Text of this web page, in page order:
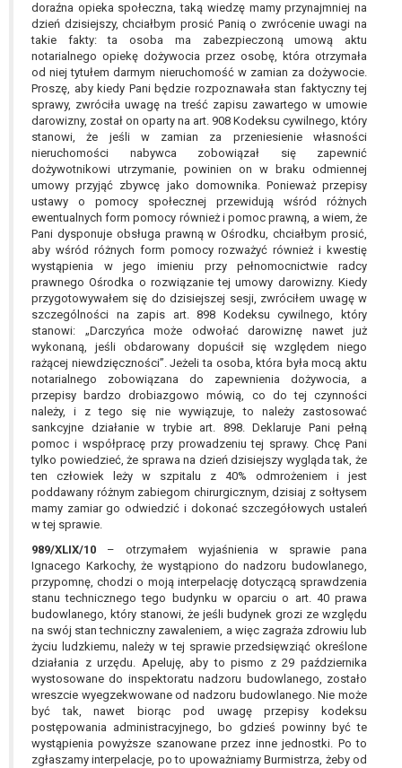
doraźna opieka społeczna, taką wiedzę mamy przynajmniej na
dzień dzisiejszy, chciałbym prosić Panią o zwrócenie uwagi na
takie fakty: ta osoba ma zabezpieczoną umową aktu
notarialnego opiekę dożywocia przez osobę, która otrzymała
od niej tytułem darmym nieruchomość w zamian za dożywocie.
Proszę, aby kiedy Pani będzie rozpoznawała stan faktyczny tej
sprawy, zwróciła uwagę na treść zapisu zawartego w umowie
darowizny, został on oparty na art. 908 Kodeksu cywilnego, który
stanowi, że jeśli w zamian za przeniesienie własności
nieruchomości nabywca zobowiązał się zapewnić
dożywotnikowi utrzymanie, powinien on w braku odmiennej
umowy przyjąć zbywcę jako domownika. Ponieważ przepisy
ustawy o pomocy społecznej przewidują wśród różnych
ewentualnych form pomocy również i pomoc prawną, a wiem, że
Pani dysponuje obsługa prawną w Ośrodku, chciałbym prosić,
aby wśród różnych form pomocy rozważyć również i kwestię
wystąpienia w jego imieniu przy pełnomocnictwie radcy
prawnego Ośrodka o rozwiązanie tej umowy darowizny. Kiedy
przygotowywałem się do dzisiejszej sesji, zwróciłem uwagę w
szczególności na zapis art. 898 Kodeksu cywilnego, który
stanowi: „Darczyńca może odwołać darowiznę nawet już
wykonaną, jeśli obdarowany dopuścił się względem niego
rażącej niewdzięczności”. Jeżeli ta osoba, która była mocą aktu
notarialnego zobowiązana do zapewnienia dożywocia, a
przepisy bardzo drobiazgowo mówią, co do tej czynności
należy, i z tego się nie wywiązuje, to należy zastosować
sankcyjne działanie w trybie art. 898. Deklaruje Pani pełną
pomoc i współpracę przy prowadzeniu tej sprawy. Chcę Pani
tylko powiedzieć, że sprawa na dzień dzisiejszy wygląda tak, że
ten człowiek leży w szpitalu z 40% odmrożeniem i jest
poddawany różnym zabiegom chirurgicznym, dzisiaj z sołtysem
mamy zamiar go odwiedzić i dokonać szczegółowych ustaleń
w tej sprawie.
989/XLIX/10 – otrzymałem wyjaśnienia w sprawie pana
Ignacego Karkochy, że wystąpiono do nadzoru budowlanego,
przypomnę, chodzi o moją interpelację dotyczącą sprawdzenia
stanu technicznego tego budynku w oparciu o art. 40 prawa
budowlanego, który stanowi, że jeśli budynek grozi ze względu
na swój stan techniczny zawaleniem, a więc zagraża zdrowiu lub
życiu ludzkiemu, należy w tej sprawie przedsięwziąć określone
działania z urzędu. Apeluję, aby to pismo z 29 października
wystosowane do inspektoratu nadzoru budowlanego, zostało
wreszcie wyegzekwowane od nadzoru budowlanego. Nie może
być tak, nawet biorąc pod uwagę przepisy kodeksu
postępowania administracyjnego, bo gdzieś powinny być te
wystąpienia powyższe szanowane przez inne jednostki. Po to
zgłaszamy interpelacje, po to upoważniamy Burmistrza, żeby od